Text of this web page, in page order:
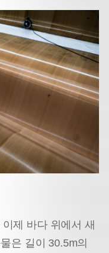
제 바다 위에서 새
은 길이 30.5m의